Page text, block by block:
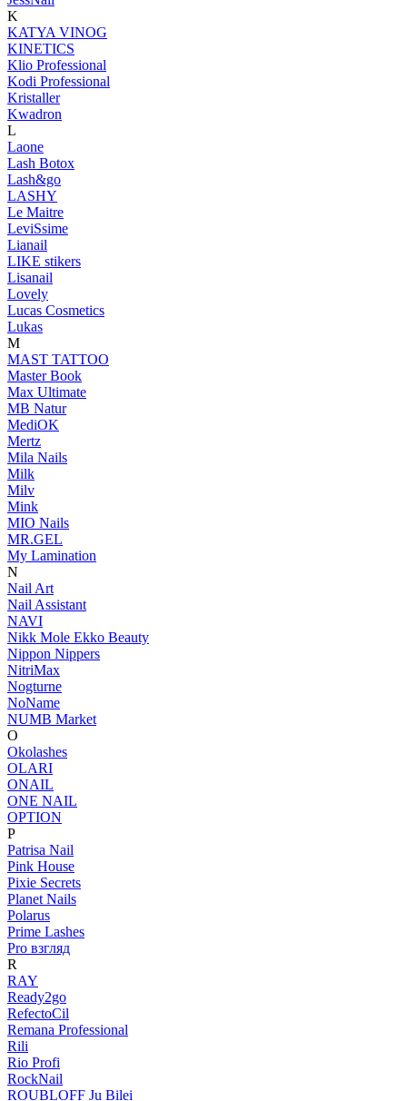
K
KATYA VINOG
KINETICS
Klio Professional
Kodi Professional
Kristaller
Kwadron
L
Laone
Lash Botox
Lash&go
LASHY
Le Maitre
LeviSsime
Lianail
LIKE stikers
Lisanail
Lovely
Lucas Cosmetics
Lukas
M
MAST TATTOO
Master Book
Max Ultimate
MB Natur
MediOK
Mertz
Mila Nails
Milk
Milv
Mink
MIO Nails
MR.GEL
My Lamination
N
Nail Art
Nail Assistant
NAVI
Nikk Mole Ekko Beauty
Nippon Nippers
NitriMax
Nogturne
NoName
NUMB Market
O
Okolashes
OLARI
ONAIL
ONE NAIL
OPTION
P
Patrisa Nail
Pink House
Pixie Secrets
Planet Nails
Polarus
Prime Lashes
Pro взгляд
R
RAY
Ready2go
RefectoCil
Remana Professional
Rili
Rio Profi
RockNail
ROUBLOFF Ju Bilei